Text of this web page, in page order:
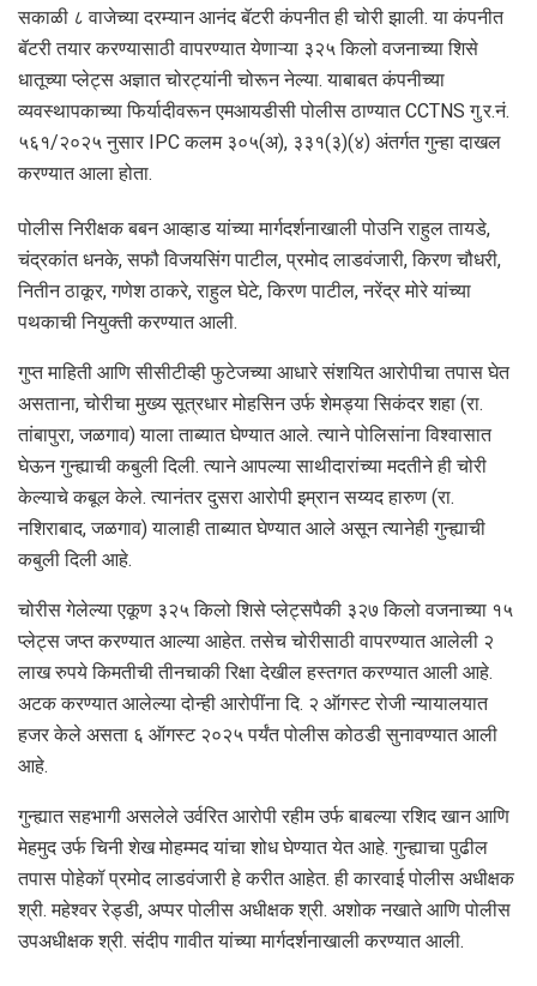
सकाळी ८ वाजेच्या दरम्यान आनंद बॅटरी कंपनीत ही चोरी झाली. या कंपनीत
बॅटरी तयार करण्यासाठी वापरण्यात येणाऱ्या ३२५ किलो वजनाच्या शिसे
धातूच्या प्लेट्स अज्ञात चोरट्यांनी चोरून नेल्या. याबाबत कंपनीच्या
व्यवस्थापकाच्या फिर्यादीवरून एमआयडीसी पोलीस ठाण्यात CCTNS गु.र.नं.
५६१/२०२५ नुसार IPC कलम ३०५(अ), ३३१(३)(४) अंतर्गत गुन्हा दाखल
करण्यात आला होता.
पोलीस निरीक्षक बबन आव्हाड यांच्या मार्गदर्शनाखाली पोउनि राहुल तायडे,
चंद्रकांत धनके, सफौ विजयसिंग पाटील, प्रमोद लाडवंजारी, किरण चौधरी,
नितीन ठाकूर, गणेश ठाकरे, राहुल घेटे, किरण पाटील, नरेंद्र मोरे यांच्या
पथकाची नियुक्ती करण्यात आली.
गुप्त माहिती आणि सीसीटीव्ही फुटेजच्या आधारे संशयित आरोपीचा तपास घेत
असताना, चोरीचा मुख्य सूत्रधार मोहसिन उर्फ शेमड्या सिकंदर शहा (रा.
तांबापुरा, जळगाव) याला ताब्यात घेण्यात आले. त्याने पोलिसांना विश्वासात
घेऊन गुन्ह्याची कबुली दिली. त्याने आपल्या साथीदारांच्या मदतीने ही चोरी
केल्याचे कबूल केले. त्यानंतर दुसरा आरोपी इम्रान सय्यद हारुण (रा.
नशिराबाद, जळगाव) यालाही ताब्यात घेण्यात आले असून त्यानेही गुन्ह्याची
कबुली दिली आहे.
चोरीस गेलेल्या एकूण ३२५ किलो शिसे प्लेट्सपैकी ३२७ किलो वजनाच्या १५
प्लेट्स जप्त करण्यात आल्या आहेत. तसेच चोरीसाठी वापरण्यात आलेली २
लाख रुपये किमतीची तीनचाकी रिक्षा देखील हस्तगत करण्यात आली आहे.
अटक करण्यात आलेल्या दोन्ही आरोपींना दि. २ ऑगस्ट रोजी न्यायालयात
हजर केले असता ६ ऑगस्ट २०२५ पर्यंत पोलीस कोठडी सुनावण्यात आली
आहे.
गुन्ह्यात सहभागी असलेले उर्वरित आरोपी रहीम उर्फ बाबल्या रशिद खान आणि
मेहमुद उर्फ चिनी शेख मोहम्मद यांचा शोध घेण्यात येत आहे. गुन्ह्याचा पुढील
तपास पोहेकॉ प्रमोद लाडवंजारी हे करीत आहेत. ही कारवाई पोलीस अधीक्षक
श्री. महेश्वर रेड्डी, अप्पर पोलीस अधीक्षक श्री. अशोक नखाते आणि पोलीस
उपअधीक्षक श्री. संदीप गावीत यांच्या मार्गदर्शनाखाली करण्यात आली.